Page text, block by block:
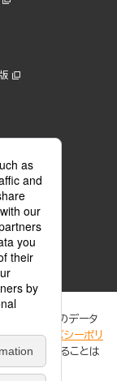
らコンテンツ使用許諾を
6091713号)です。
Cookie等のデータ
、「プライバシーポリ
報を追跡することは